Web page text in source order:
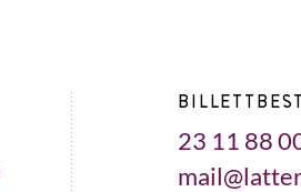
23 11 88